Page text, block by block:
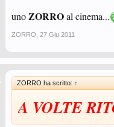
unoZORROal cinema...
ZORRO 27 Giu 2011
ZORRO ha scritto: ↑
A VOLTE